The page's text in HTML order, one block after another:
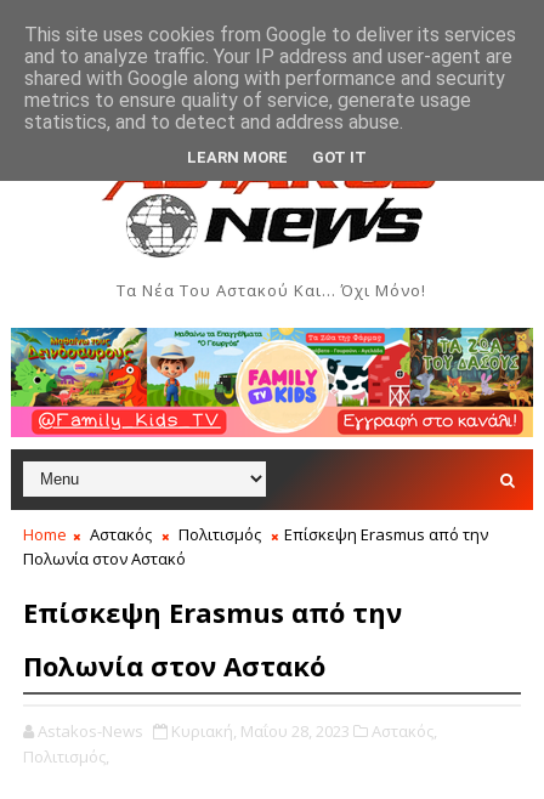
Γυναικών Αστακού ΠΟΛΙΤΙΣΜΌΣ Παρουσίαση του βιβλίου
Τα Νέα Του Αστακού Και... Όχι Μόνο!
Home Αστακός Πολιτισμός
Επίσκεψη Erasmus από την
Πολωνία στον Αστακό
Επίσκεψη Erasmus από την
Πολωνία στον Αστακό
Astakos-News Κυριακή, Μαΐου 28, 2023
Αστακός,
Πολιτισμός,
This site uses cookies from Google to deliver its services
and to analyze traffic. Your IP address and user-agent are
shared with Google along with performance and security
metrics to ensure quality of service, generate usage
statistics, and to detect and address abuse.
LEARN MORE GOT IT